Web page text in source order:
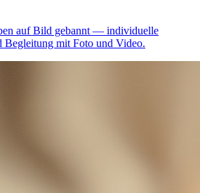
auf Bild gebannt — individuelle
Begleitung mit Foto und Video.